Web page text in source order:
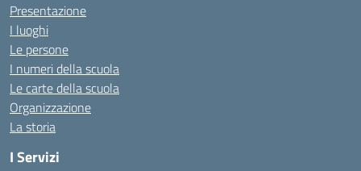
Presentazione
I luoghi
Le persone
I numeri della scuola
Le carte della scuola
Organizzazione
La storia
I Servizi